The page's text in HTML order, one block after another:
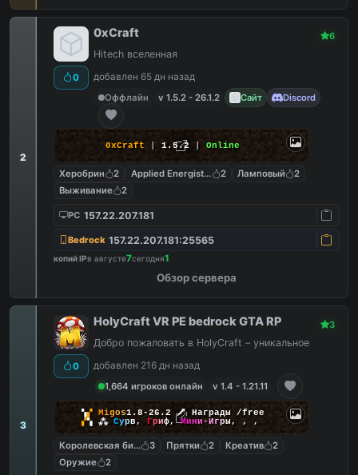
2
0
0xCraft 6
Hitech вселенная
добавлен 65 дн назад
Оффлайн
v 1.5.2 - 26.1.2 Сайт Discord
0xCraft | 1.5.2 | Online
Херобрин 2 Applied Energistics 22 Ламповый
2
Выживание
2
PC 157.22.207.181
Bedrock 157.22.207.181:25565
копий IPв августе7сегодня1
Обзор сервера
3
0
HolyCraft VR PE bedrock GTA RP 3
Добро пожаловать в HolyCraft – уникальное
добавлен 216 дн назад
1,664 игроков онлайн
v 1.4 - 1.21.11
▚▞ Migos1.8-26.2🗡 Награды /free
▞▚ ⁂ Сурв, Гриф,Мини-Игры, , ,
Королевская битва3 Прятки 2 Креатив
2
Оружие
2